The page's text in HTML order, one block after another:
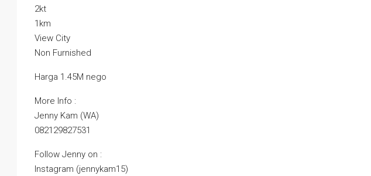
2kt
1km
View City
Non Furnished
Harga 1.45M nego
More Info :
Jenny Kam (WA)
082129827531
Follow Jenny on :
Instagram (jennykam15)